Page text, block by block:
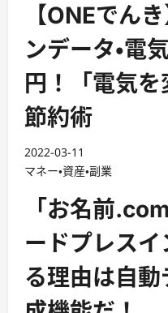
【ONEでん
ンデータ・電
円！「電気
節約術
2022-03-11
マネー・資産・副業
「お名前
ードプレス
る理由は自